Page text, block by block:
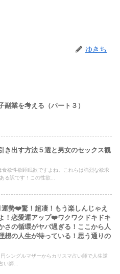
ゆきち
副業を考える（パート３）
き出す方法５選と男女のセックス観
欲性欲睡眠欲ですよね。これらは強烈な欲求
る訳です！この性欲...
運勢❤️驚！超凄！もう楽しんじゃえ
！恋愛運アップ❤️ワクワクドキドキ
さの循環がヤバ過ぎる！ここから人
想の人生が待っている！思う通りの
シングルマザーからカリスマ占い師で人生逆
い師...